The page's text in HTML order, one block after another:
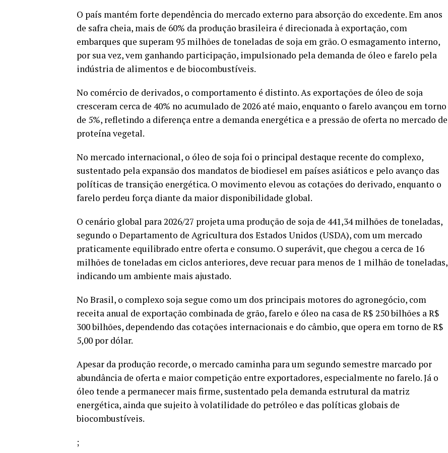
O país mantém forte dependência do mercado externo para absorção do excedente. Em anos
de safra cheia, mais de 60% da produção brasileira é direcionada à exportação, com
embarques que superam 95 milhões de toneladas de soja em grão. O esmagamento interno,
por sua vez, vem ganhando participação, impulsionado pela demanda de óleo e farelo pela
indústria de alimentos e de biocombustíveis.
No comércio de derivados, o comportamento é distinto. As exportações de óleo de soja
cresceram cerca de 40% no acumulado de 2026 até maio, enquanto o farelo avançou em torno
de 5%, refletindo a diferença entre a demanda energética e a pressão de oferta no mercado de
proteína vegetal.
No mercado internacional, o óleo de soja foi o principal destaque recente do complexo,
sustentado pela expansão dos mandatos de biodiesel em países asiáticos e pelo avanço das
políticas de transição energética. O movimento elevou as cotações do derivado, enquanto o
farelo perdeu força diante da maior disponibilidade global.
O cenário global para 2026/27 projeta uma produção de soja de 441,34 milhões de toneladas,
segundo o Departamento de Agricultura dos Estados Unidos (USDA), com um mercado
praticamente equilibrado entre oferta e consumo. O superávit, que chegou a cerca de 16
milhões de toneladas em ciclos anteriores, deve recuar para menos de 1 milhão de toneladas,
indicando um ambiente mais ajustado.
No Brasil, o complexo soja segue como um dos principais motores do agronegócio, com
receita anual de exportação combinada de grão, farelo e óleo na casa de R$ 250 bilhões a R$
300 bilhões, dependendo das cotações internacionais e do câmbio, que opera em torno de R$
5,00 por dólar.
Apesar da produção recorde, o mercado caminha para um segundo semestre marcado por
abundância de oferta e maior competição entre exportadores, especialmente no farelo. Já o
óleo tende a permanecer mais firme, sustentado pela demanda estrutural da matriz
energética, ainda que sujeito à volatilidade do petróleo e das políticas globais de
biocombustíveis.
;